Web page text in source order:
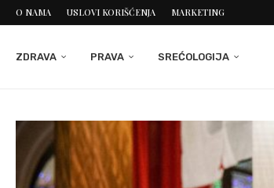
O NAMA USLOVI KORIŠĆENJA MARKETING
ZDRAVA PRAVA SREĆOLOGIJA